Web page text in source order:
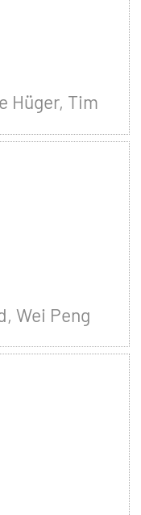
Hüger, Tim
Wei Peng